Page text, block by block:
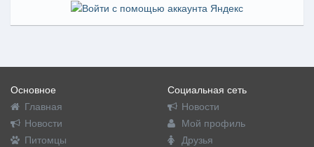
Основное
Главная
Новости
Питомцы
Социальная сеть
Новости
Мой профиль
Друзья